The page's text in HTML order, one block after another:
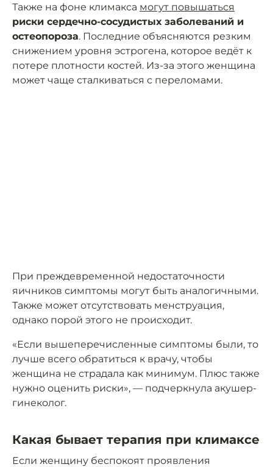
Также на фоне климакса могут повышаться
риски сердечно-сосудистых заболеваний и
остеопороза. Последние объясняются резким
снижением уровня эстрогена, которое ведёт к
потере плотности костей. Из-за этого женщина
может чаще сталкиваться с переломами.
При преждевременной недостаточности
яичников симптомы могут быть аналогичными.
Также может отсутствовать менструация,
однако порой этого не происходит.
«Если вышеперечисленные симптомы были, то
лучше всего обратиться к врачу, чтобы
женщина не страдала как минимум. Плюс также
нужно оценить риски», — подчеркнула акушер-
гинеколог.
Какая бывает терапия при климаксе
Если женщину беспокоят проявления